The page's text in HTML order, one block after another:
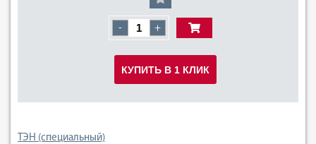
- +
КУПИТЬ В 1 КЛИК
ТЭН (специальный)